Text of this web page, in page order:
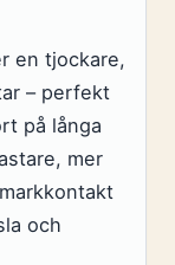
en tjockare,
– perfekt
på långa
mer
och